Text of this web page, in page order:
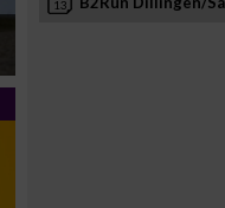
13